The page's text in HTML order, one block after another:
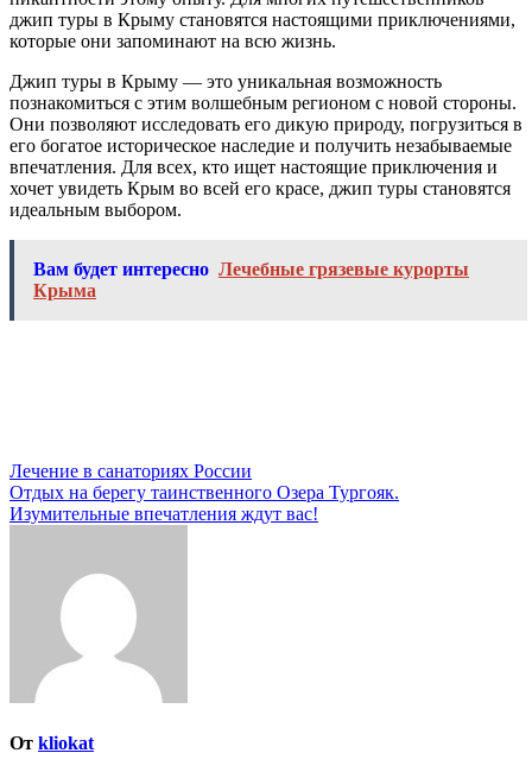
джип туры в Крыму становятся настоящими приключениями,
которые они запоминают на всю жизнь.
Джип туры в Крыму — это уникальная возможность
познакомиться с этим волшебным регионом с новой стороны.
Они позволяют исследовать его дикую природу, погрузиться в
его богатое историческое наследие и получить незабываемые
впечатления. Для всех, кто ищет настоящие приключения и
хочет увидеть Крым во всей его красе, джип туры становятся
идеальным выбором.
Вам будет интересно Лечебные грязевые курорты
Крыма
Навигация
по
Лечение в cанаториях России
Отдых на берегу таинственного Озера Тургояк.
Изумительные впечатления ждут вас!
От kliokat